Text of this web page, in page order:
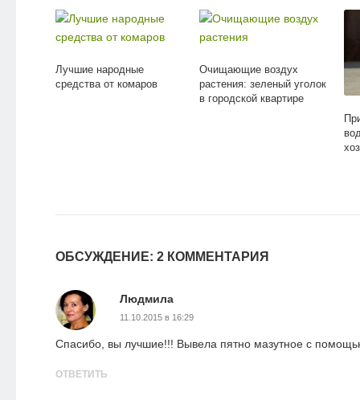
Лучшие народные
средства от комаров
Очищающие воздух
растения: зеленый уголок
в городской квартире
ОБСУЖДЕНИЕ: 2 КОММЕНТАРИЯ
Людмила
11.10.2015 в 16:29
Спасибо, вы лучшие!!! Вывела пятно мазутное с
ОТВЕТИТЬ